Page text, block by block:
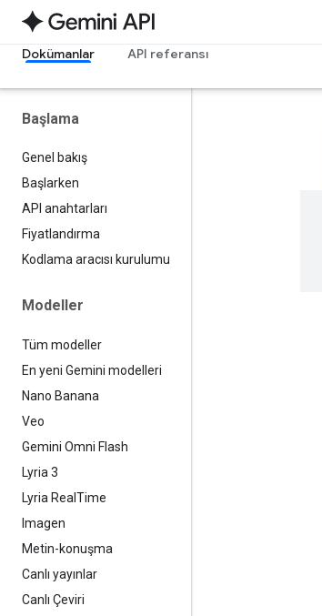
Dokümanlar API referansı
Başlama
Genel bakış
Başlarken
API anahtarları
Fiyatlandırma
Kodlama aracısı kurulumu
Modeller
Tüm modeller
En yeni Gemini modelleri
Nano Banana
Veo
Gemini Omni Flash
Lyria 3
Lyria Real Time
Imagen
Metin-konuşma
Canlı yayınlar
Canlı Çeviri